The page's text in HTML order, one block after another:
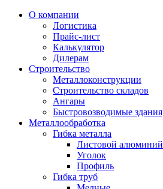
О компании
Логистика
Прайс-лист
Калькулятор
Дилерам
Строительство
Металлоконструкции
Строительство складов
Ангары
Быстровозводимые здания
Металлообработка
Гибка металла
Листовой алюминий
Уголок
Профиль
Гибка труб